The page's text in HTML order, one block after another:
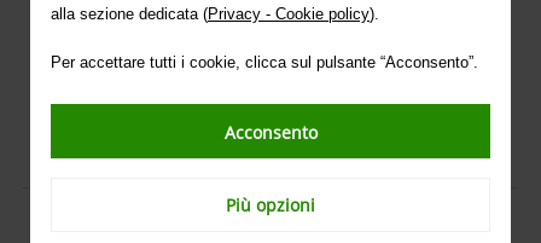
alla sezione dedicata (Privacy - Cookie policy).
Per accettare tutti i cookie, clicca sul pulsante “Acconsento”.
Acconsento
Più opzioni
Di seguito, i documenti contenenti i Piani di
Sostituzione adottati da IntesaSanpaolo.
BBSW - Bank Bill Swap Rates